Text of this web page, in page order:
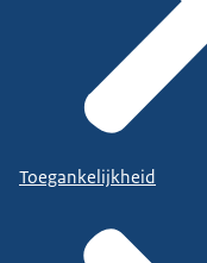
Toegankelijkheid